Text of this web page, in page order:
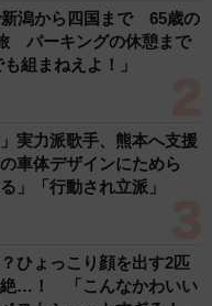
潟から四国まで 65歳の
パーキングの休憩まで
組まねえよ！」
実力派歌手、熊本へ支援
車体デザインにためら
」「行動され立派」
ひょっこり顔を出す2匹
絶…！ 「こんなかわいい